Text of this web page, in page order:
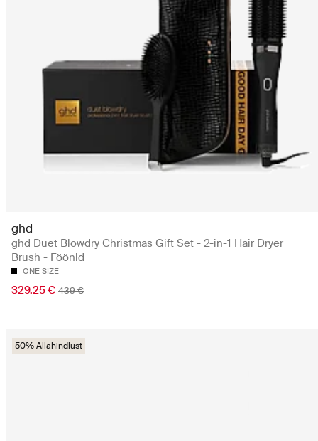
ghd
ghd Duet Blowdry Christmas Gift Set - 2-in-1 Hair Dryer
Brush - Föönid
ONE SIZE
329.25 € 439 €
50% Allahindlust